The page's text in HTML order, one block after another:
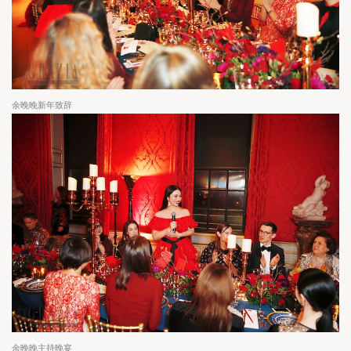
余晚晚新年致辞
余晚晚主持晚宴